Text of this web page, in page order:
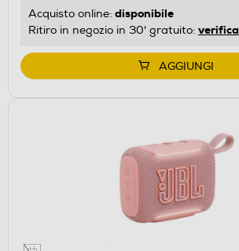
Acquisto online: disponibile
Ritiro in negozio in 30' gratuito: verifica
AGGIUNGI